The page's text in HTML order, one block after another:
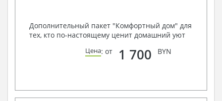
Дополнительный пакет "Комфортный дом" для
тех, кто по-настоящему ценит домашний уют
Цена: от 1 700 BYN